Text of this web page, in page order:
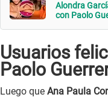
Alondra
con Paolo
Usuarios
Paolo
Luego que Ana Paula